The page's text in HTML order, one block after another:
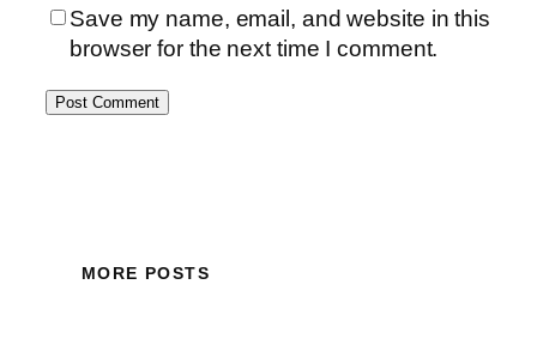
Save my name, email, and website in this
browser for the next time I comment.
MORE POSTS